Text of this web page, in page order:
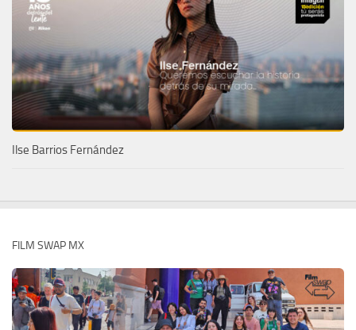
Ilse Barrios Fernández
FILM SWAP MX